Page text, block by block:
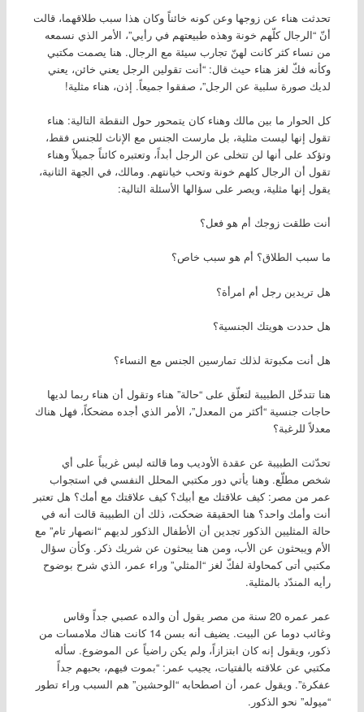
تحدثت هناء عن زوجها وعن كونه خائناً وكان هذا سبب طلاقهما، قالت
أنّ “الرجال كلّهم خونة وهذه طبيعتهم في رأيي”، الأمر الذي نسمعه
من نساء كثر كانت لهنّ تجارب سيئة مع الرجال. هنا يصمت مكتبي
وكأنه فكّ لغز هناء حيث قال: “أنت تقولين الرجل يعني خائن، يعني
لديك صورة سلبية عن الرجل”، صفقوا جميعاً. إذن، هناء مثلية!
كل الحوار ما بين مالك وهناء كان يتمحور حول النقطة التالية: هناء
تقول إنها ليست مثلية، بل مارست الجنس مع الإناث للجنس فقط،
وتؤكد على أنها لن تتخلى عن الرجل أبداً، وتعتبره كائناً جميلاً وهناء
تقول أن الرجال كلهم خونة وتحب خيانتهم. ومالك، في الجهة الثانية،
يقول إنها مثلية، ويصر على سؤالها الأسئلة التالية:
أنت طلقت زوجك أم هو فعل؟
ما سبب الطلاق؟ أم هو سبب خاص؟
هل تريدين رجل أم امرأة؟
هل حددت هويتك الجنسية؟
هل أنت مكبوتة لذلك تمارسين الجنس مع النساء؟
هنا تتدخّل الطبيبة لتعلّق على “حالة” هناء وتقول أن هناء ربما لديها
حاجات جنسية “أكثر من المعدل”، الأمر الذي أجده مضحكاً، فهل هناك
معدلاً للرغبة؟
تحدّثت الطبيبة عن عقدة الأوديب وما قالته ليس غريباً على أي
شخص مطلّع. وهنا يأتي دور مكتبي المحلل النفسي في استجواب
عمر من مصر: كيف علاقتك مع أبيك؟ كيف علاقتك مع أمك؟ هل تعتبر
أنت وأمك واحد؟ هنا الحقيقة ضحكت، ذلك أن الطبيبة قالت أنه في
حالة المثليين الذكور تجدين أن الأطفال الذكور لديهم “انصهار تام” مع
الأم ويبحثون عن الأب، ومن هنا يبحثون عن شريك ذكر. وكأن سؤال
مكتبي أتى كمحاولة لفكّ لغز “المثلي” وراء عمر، الذي شرح بوضوح
رأيه المندّد بالمثلية.
عمر عمره 20 سنة من مصر يقول أن والده عصبي جداً وقاس
وغائب دوما عن البيت. يضيف أنه بسن 14 كانت هناك ملامسات من
ذكور، ويقول إنه كان ابتزازاً، ولم يكن راضياً عن الموضوع. سأله
مكتبي عن علاقته بالفتيات، يجيب عمر: “بموت فيهم، بحبهم جداً
عفكرة”. ويقول عمر، أن اصطحابه “الوحشين” هم السبب وراء تطور
“ميوله” نحو الذكور.